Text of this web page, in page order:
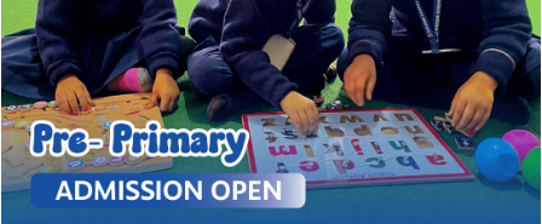
Lorem ipsum dolor sit amet consectetur adipiscing elit.
Quisque faucibus ex sapien vitae pellentesque sem
placerat. In id cursus mi pretium tellus duis convallis.
Tempus leo eu aenean sed diam urna tempor. Pulvinar
vivamus fringilla lacus nec metus bibendum egestas.
Iaculis massa nisl malesuada lacinia integer nunc